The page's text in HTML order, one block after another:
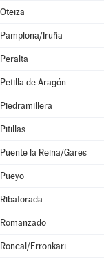
Oteiza
Pamplona/Iruña
Peralta
Petilla de Aragón
Piedramillera
Pitillas
Puente la Reina/Gares
Pueyo
Ribaforada
Romanzado
Roncal/Erronkari